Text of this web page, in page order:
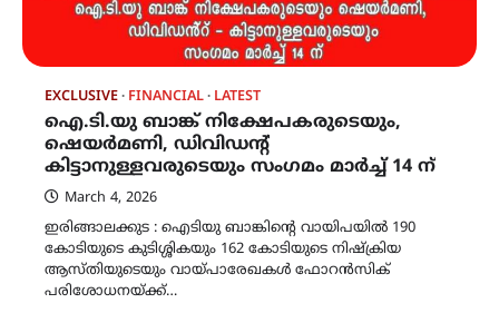
EXCLUSIVE FINANCIAL LATEST
ഐ.ടി.യു ബാങ്ക് നിക്ഷേപകരുടെയും,
ഷെയർമണി, ഡിവിഡൻ്റ്
കിട്ടാനുള്ളവരുടെയും സംഗമം മാർച്ച് 14 ന്
March 4, 2026
ഇരിങ്ങാലക്കുട : ഐടിയു ബാങ്കിൻ്റെ വായിപയിൽ 190
കോടിയുടെ കുടിശ്ശികയും 162 കോടിയുടെ നിഷ്ക്രിയ
ആസ്‌തിയുടെയും വായ്‌പാരേഖകൾ ഫോറൻസിക്
പരിശോധനയ്ക്ക്…